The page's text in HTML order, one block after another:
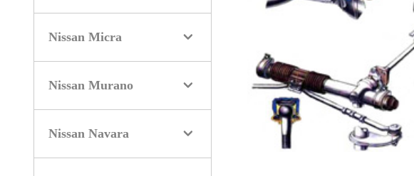
Nissan Micra
Nissan Murano
Nissan Navara